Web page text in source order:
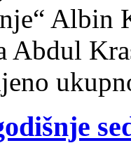
Abdul